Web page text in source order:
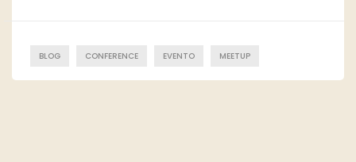
BLOG CONFERENCE EVENTO MEETUP